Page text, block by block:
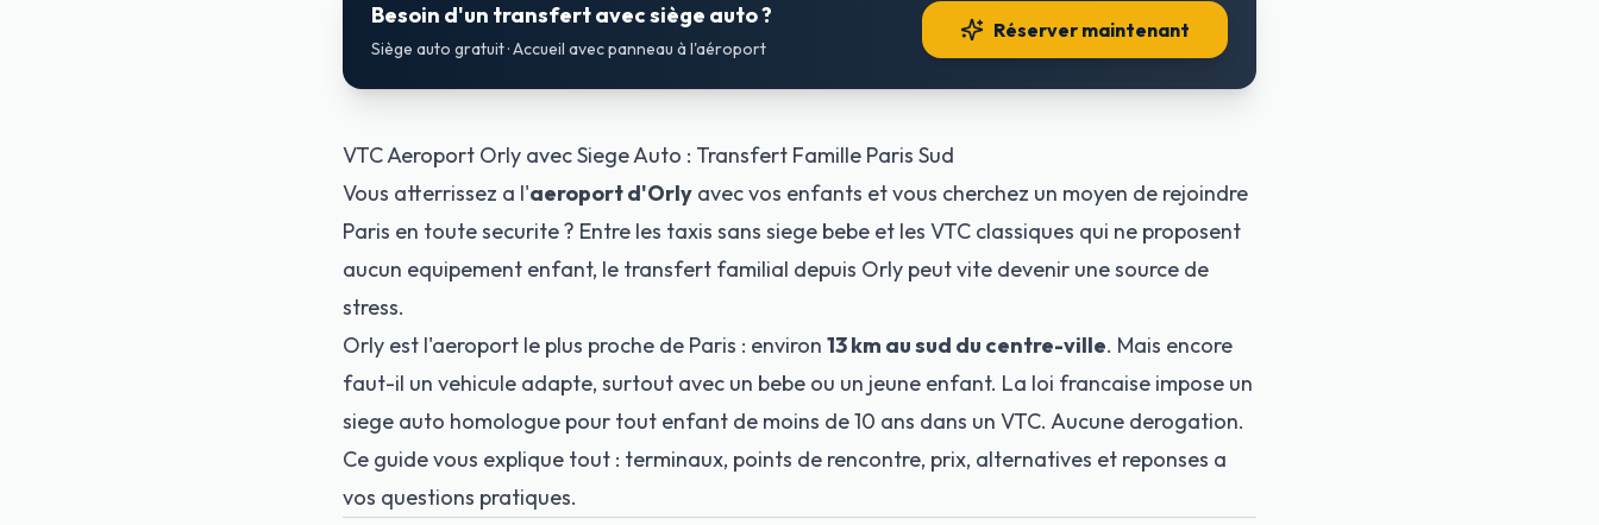
Besoin d'un transfert avec siège auto ?
Siège auto gratuit · Accueil avec panneau à l'aéroport
Réserver maintenant
VTC Aeroport Orly avec Siege Auto : Transfert Famille Paris Sud
Vous atterrissez a l'aeroport d'Orly avec vos enfants et vous cherchez un moyen de rejoindre
Paris en toute securite ? Entre les taxis sans siege bebe et les VTC classiques qui ne proposent
aucun equipement enfant, le transfert familial depuis Orly peut vite devenir une source de
stress.
Orly est l'aeroport le plus proche de Paris : environ 13 km au sud du centre-ville. Mais encore
faut-il un vehicule adapte, surtout avec un bebe ou un jeune enfant. La loi francaise impose un
siege auto homologue pour tout enfant de moins de 10 ans dans un VTC. Aucune derogation.
Ce guide vous explique tout : terminaux, points de rencontre, prix, alternatives et reponses a
vos questions pratiques.